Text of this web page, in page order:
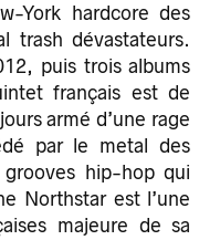
York hardcore des
trash dévastateurs.
puis trois albums
français est de
armé d’une rage
par le metal des
hip-hop qui
Northstar est l’une
majeure de sa